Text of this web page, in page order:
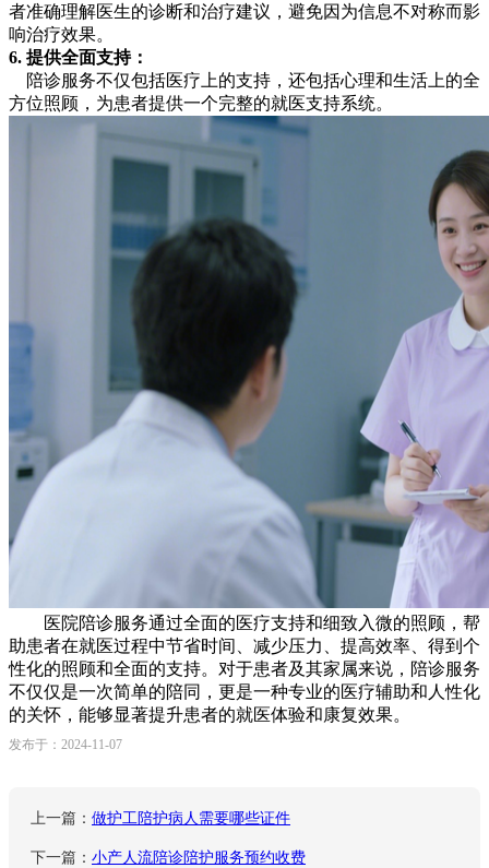
者准确理解医生的诊断和治疗建议，避免因为信息不对称而影
响治疗效果。
6. 提供全面支持：
陪诊服务不仅包括医疗上的支持，还包括心理和生活上的全
方位照顾，为患者提供一个完整的就医支持系统。
医院陪诊服务通过全面的医疗支持和细致入微的照顾，帮
助患者在就医过程中节省时间、减少压力、提高效率、得到个
性化的照顾和全面的支持。对于患者及其家属来说，陪诊服务
不仅仅是一次简单的陪同，更是一种专业的医疗辅助和人性化
的关怀，能够显著提升患者的就医体验和康复效果。
发布于：2024-11-07
上一篇： 做护工陪护病人需要哪些证件
下一篇： 小产人流陪诊陪护服务预约收费